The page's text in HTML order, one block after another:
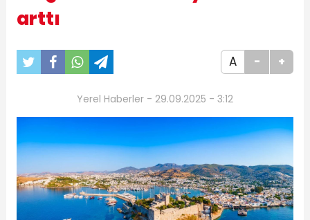
arttı
A - +
Yerel Haberler - 29.09.2025 - 3:12